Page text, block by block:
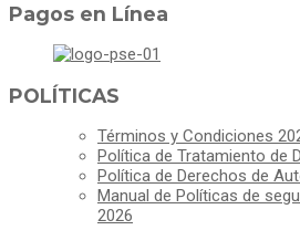
Pagos en Línea
POLÍTICAS
Términos y Condiciones
Política de Tratamiento de
Política de Derechos de
Manual de Políticas de
2026